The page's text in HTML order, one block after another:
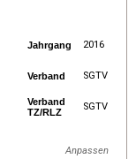
Jahrgang 2016
Verband SGTV
Verband
TZ/RLZ
SGTV
Anpassen